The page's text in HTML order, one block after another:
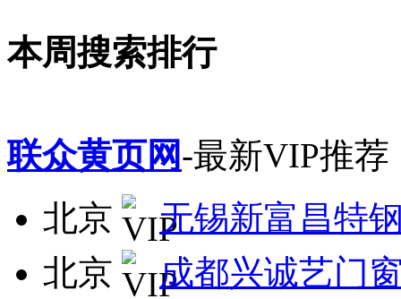
本周搜索排行
联众黄页网-最新VIP推荐
北京
无锡新富昌特
北京
成都兴诚艺门